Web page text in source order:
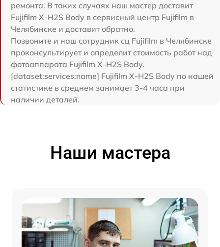
ремонта. В таких случаях наш мастер доставит
Fujifilm X-H2S Body в сервисный центр Fujifilm в
Челябинске и доставит обратно.
Позвоните и наш сотрудник сц Fujifilm в Челябинске
проконсультирует и определит стоимость работ над
фотоаппарата Fujifilm X-H2S Body.
[dataset:services:name] Fujifilm X-H2S Body по нашей
статистике в среднем занимает 3-4 часа при
наличии деталей.
Наши мастера